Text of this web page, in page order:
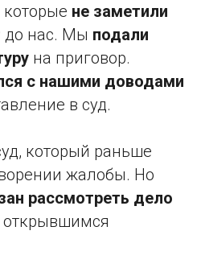
не заметили
до нас. Мы подали
на приговор.
с нашими доводами
в суд.
который раньше
жалобы. Но
рассмотреть дело